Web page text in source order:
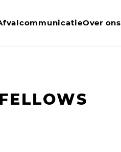
Over ons